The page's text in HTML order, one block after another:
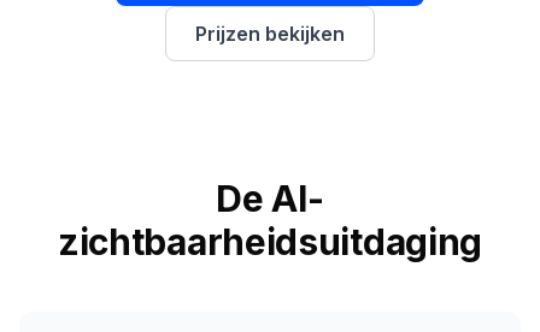
Prijzen bekijken
De AI-
zichtbaarheidsuitdaging